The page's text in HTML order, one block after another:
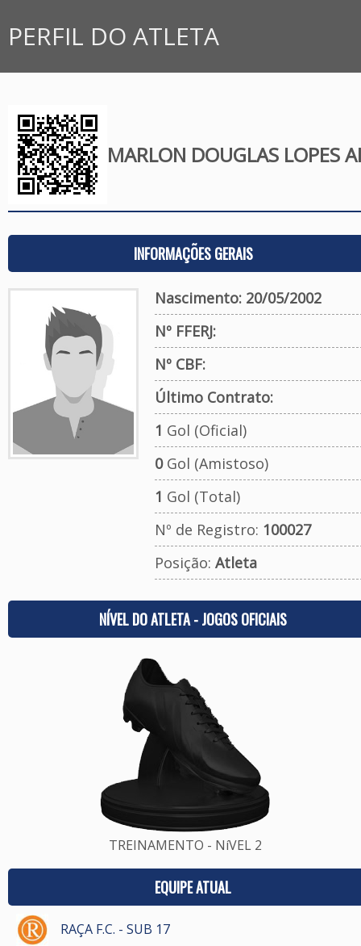
PERFIL DO ATLETA
MARLON DOUGLAS LOPES
INFORMAÇÕES GERAIS
Nascimento: 20/05/2002
Nº FFERJ:
Nº CBF:
Último Contrato:
1 Gol (Oficial)
0Gol (Amistoso)
1 Gol (Total)
Nº de Registro: 100027
Posição: Atleta
NÍVEL DO ATLETA - JOGOS OFICIAIS
TREINAMENTO - NíVEL 2
EQUIPE ATUAL
RAÇA F.C. - SUB 17